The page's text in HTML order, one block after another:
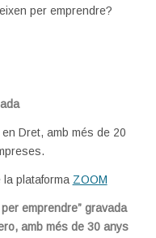
per emprendre?
Dret, amb més de 20
plataforma ZOOM
emprendre” gravada
amb més de 30 anys